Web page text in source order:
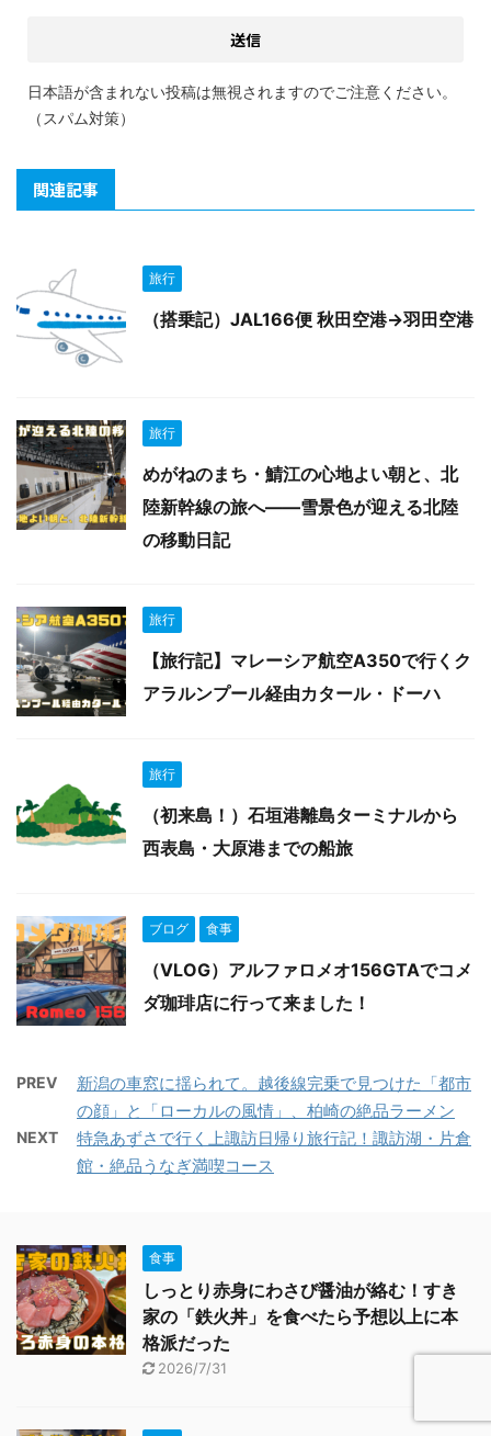
日本語が含まれない投稿は無視されますのでご注意ください。
（スパム対策）
関連記事
旅行
（搭乗記）JAL166便 秋田空港→羽田空港
旅行
めがねのまち・鯖江の心地よい朝と、北
陸新幹線の旅へ——雪景色が迎える北陸
の移動日記
旅行
【旅行記】マレーシア航空A350で行くク
アラルンプール経由カタール・ドーハ
旅行
（初来島！）石垣港離島ターミナルから
西表島・大原港までの船旅
ブログ 食事
（VLOG）アルファロメオ156GTAでコメ
ダ珈琲店に行って来ました！
PREV
新潟の車窓に揺られて。越後線完乗で見つけた「都市
の顔」と「ローカルの風情」、柏崎の絶品ラーメン
NEXT
特急あずさで行く上諏訪日帰り旅行記！諏訪湖・片倉
館・絶品うなぎ満喫コース
食事
しっとり赤身にわさび醤油が絡む！すき
家の「鉄火丼」を食べたら予想以上に本
格派だった
2026/7/31